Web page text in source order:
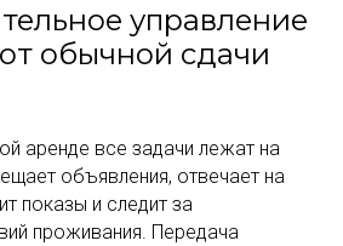
управление
обычной сдачи
аренде все задачи лежат на
объявления, отвечает на
показы и следит за
проживания. Передача